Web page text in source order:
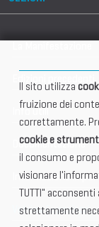
Info utili
Documentazione
Informazione
Vetrina Espositori
Il sito utilizza
fruizione dei
correttamente.
cookie e
il consumo e
visionare
TUTTI"
strettamente